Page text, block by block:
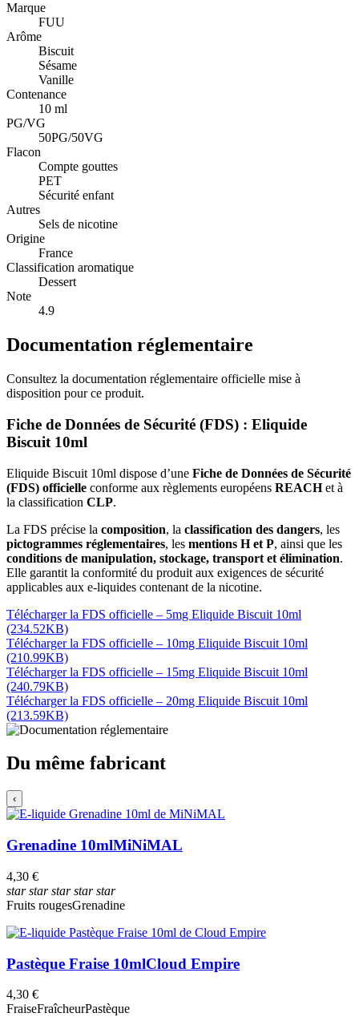
Marque
FUU
Arôme
Biscuit
Sésame
Vanille
Contenance
10 ml
PG/VG
50PG/50VG
Flacon
Compte gouttes
PET
Sécurité enfant
Autres
Sels de nicotine
Origine
France
Classification aromatique
Dessert
Note
4.9
Documentation réglementaire
Consultez la documentation réglementaire officielle mise à
disposition pour ce produit.
Fiche de Données de Sécurité (FDS) : Eliquide
Biscuit 10ml
Eliquide Biscuit 10ml dispose d’une Fiche de Données de Sécurité
(FDS) officielle conforme aux règlements européens REACHet à
la classification CLP.
La FDS précise la composition, la classification des dangers, les
pictogrammes réglementaires, les mentions H et P, ainsi que les
conditions de manipulation, stockage, transport et élimination.
Elle garantit la conformité du produit aux exigences de sécurité
applicables aux e-liquides contenant de la nicotine.
Télécharger la FDS officielle – 5mg Eliquide Biscuit 10ml
(234.52KB)
Télécharger la FDS officielle – 10mg Eliquide Biscuit 10ml
(210.99KB)
Télécharger la FDS officielle – 15mg Eliquide Biscuit 10ml
(240.79KB)
Télécharger la FDS officielle – 20mg Eliquide Biscuit 10ml
(213.59KB)
Du même fabricant
‹
Grenadine 10mlMiNiMAL
4,30 €
starstarstarstarstar
Fruits rougesGrenadine
Pastèque Fraise 10mlCloud Empire
4,30 €
FraiseFraîcheurPastèque